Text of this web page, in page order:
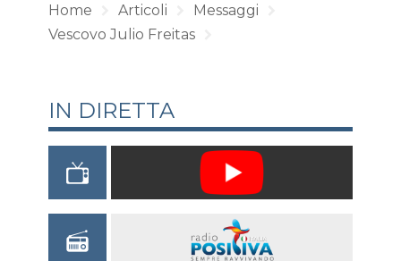
Home Articoli
Messaggi
Vescovo Julio Freitas
IN DIRETTA